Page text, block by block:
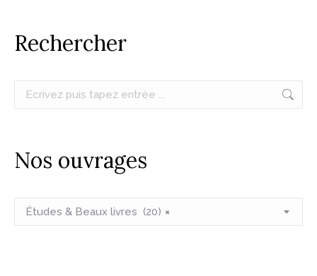
Rechercher
Recherche
:
Nos ouvrages
×
Études & Beaux livres (20)